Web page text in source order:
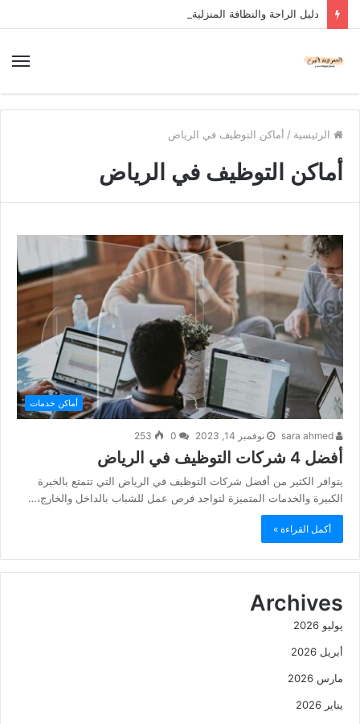
دليل الراحة والنظافة المنزلية
الرئيسية / أماكن التوظيف في الرياض
أماكن التوظيف في الرياض
أماكن خدمات
نوفمبر 14, 2023 253
أفضل 4 شركات التوظيف في الرياض
يتوافر الكثير من أفضل شركات التوظيف في الرياض التي تتمتع بالخبرة
الكبيرة والخدمات المتميزة لتواجد فرص عمل للشباب بالداخل والخارج،…
أكمل القراءة »
Archives
يوليو 2026
أبريل 2026
مارس 2026
يناير 2026